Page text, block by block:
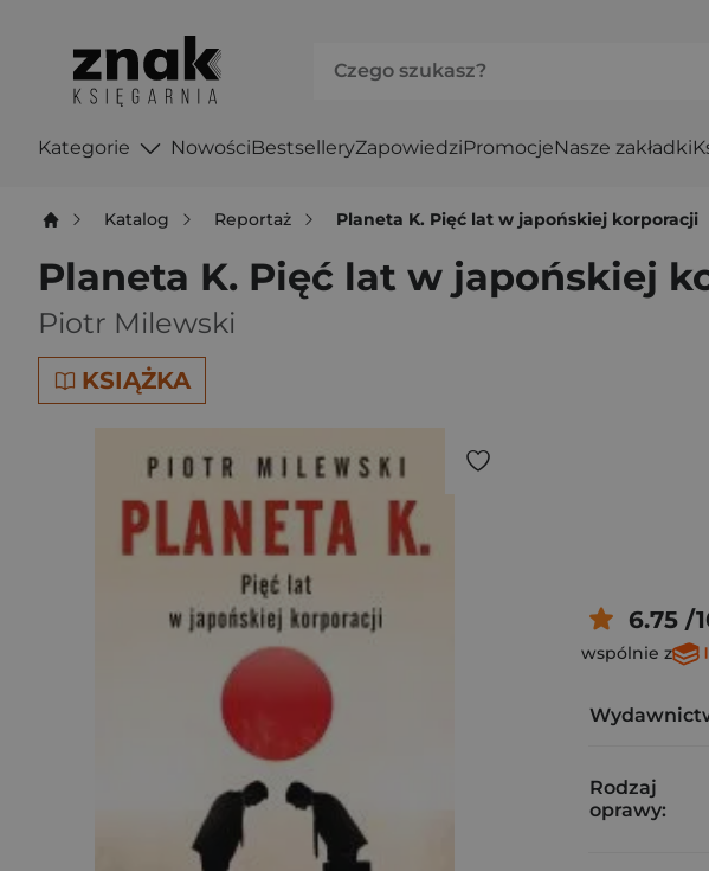
Kategorie NowościBestselleryZapowiedziPromocjeNasze zakładki
Katalog Reportaż Planeta K. Pięć lat w japońskiej korporacji
Planeta K. Pięć lat w japońskiej
Piotr Milewski
KSIĄŻKA
6.75 /
wspólnie z
Rodzaj
oprawy: